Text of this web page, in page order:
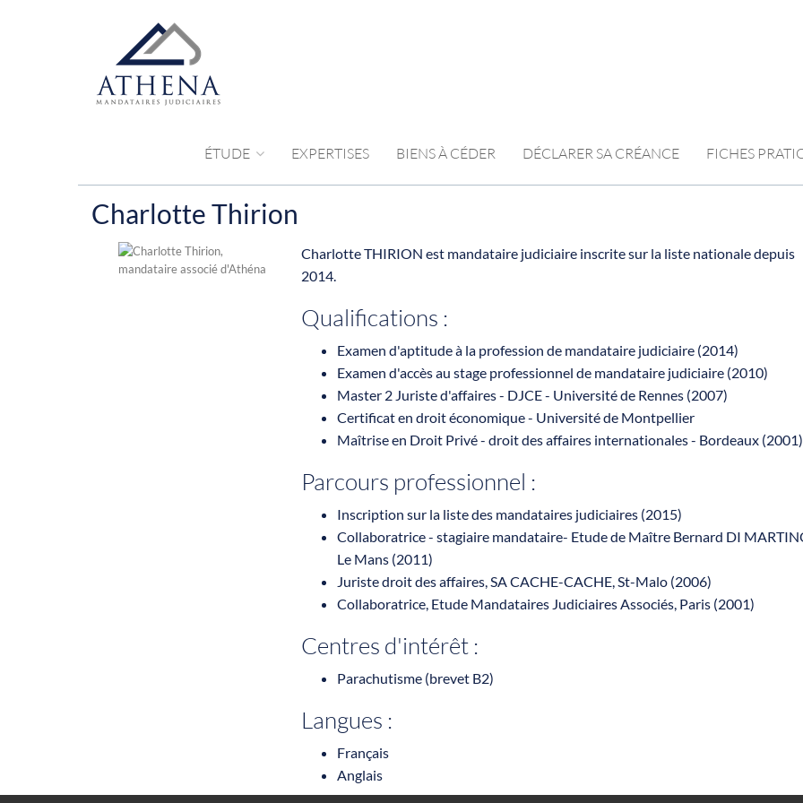
ÉTUDE EXPERTISES BIENS À CÉDER DÉCLARER SA CRÉANCE FICHES
Charlotte Thirion
Charlotte THIRION est mandataire judiciaire inscrite sur la liste nationale depuis
2014.
Qualifications :
Examen d'aptitude à la profession de mandataire judiciaire (2014)
Examen d'accès au stage professionnel de mandataire judiciaire (2010)
Master 2 Juriste d'affaires - DJCE - Université de Rennes (2007)
Certificat en droit économique - Université de Montpellier
Maîtrise en Droit Privé - droit des affaires internationales - Bordeaux (2001)
Parcours professionnel :
Inscription sur la liste des mandataires judiciaires (2015)
Collaboratrice - stagiaire mandataire- Etude de Maître Bernard DI
Le Mans (2011)
Juriste droit des affaires, SA CACHE-CACHE, St-Malo (2006)
Collaboratrice, Etude Mandataires Judiciaires Associés, Paris (2001)
Centres d'intérêt :
Parachutisme (brevet B2)
Langues :
Français
Anglais